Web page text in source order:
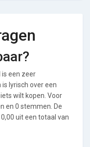
is een zeer
lyrisch over een
wilt kopen. Voor
en 0 stemmen. De
uit een totaal van